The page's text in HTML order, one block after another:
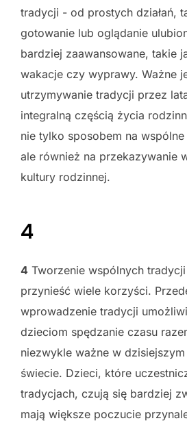
tradycji - od prostych działań,
gotowanie lub oglądanie
bardziej zaawansowane, takie
wakacje czy wyprawy. Ważne
utrzymywanie tradycji przez
integralną częścią życia
nie tylko sposobem na
ale również na przekazywanie
kultury rodzinnej.
4
4 Tworzenie wspólnych
przynieść wiele korzyści.
wprowadzenie tradycji
dzieciom spędzanie czasu
niezwykle ważne w
świecie. Dzieci, które
tradycjach, czują się bardziej
mają większe poczucie